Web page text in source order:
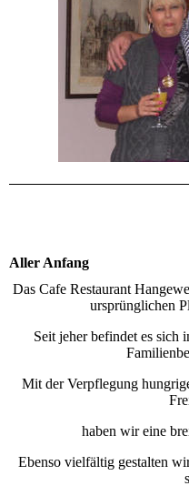
Aller Anfang
Das Cafe Restaurant
ursprünglichen
Seit jeher befindet es sich
Mit der Verpflegung
haben wir eine
Ebenso vielfältig gestalten